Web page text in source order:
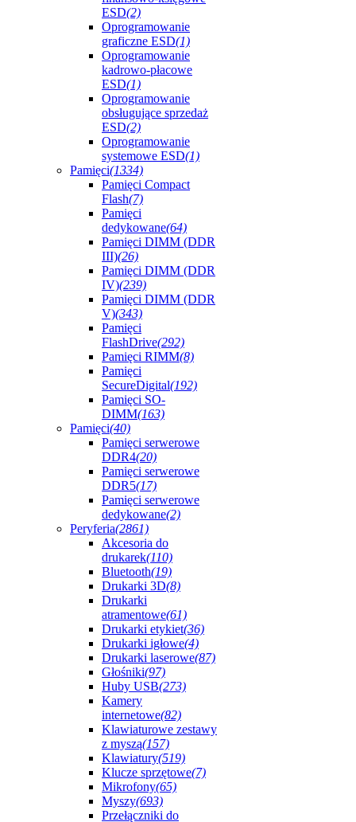
ESD(2)
Oprogramowanie
graficzne ESD(1)
Oprogramowanie
kadrowo-płacowe
ESD(1)
Oprogramowanie
obsługujące sprzedaż
ESD(2)
Oprogramowanie
systemowe ESD(1)
Pamięci(1334)
Pamięci Compact
Flash(7)
Pamięci
dedykowane(64)
Pamięci DIMM (DDR
III)(26)
Pamięci DIMM (DDR
IV)(239)
Pamięci DIMM (DDR
V)(343)
Pamięci
FlashDrive(292)
Pamięci RIMM(8)
Pamięci
SecureDigital(192)
Pamięci SO-
DIMM(163)
Pamięci(40)
Pamięci serwerowe
DDR4(20)
Pamięci serwerowe
DDR5(17)
Pamięci serwerowe
dedykowane(2)
Peryferia(2861)
Akcesoria do
drukarek(110)
Bluetooth(19)
Drukarki 3D(8)
Drukarki
atramentowe(61)
Drukarki etykiet(36)
Drukarki igłowe(4)
Drukarki laserowe(87)
Głośniki(97)
Huby USB(273)
Kamery
internetowe(82)
Klawiaturowe zestawy
z myszą(157)
Klawiatury(519)
Klucze sprzętowe(7)
Mikrofony(65)
Myszy(693)
Przełączniki do